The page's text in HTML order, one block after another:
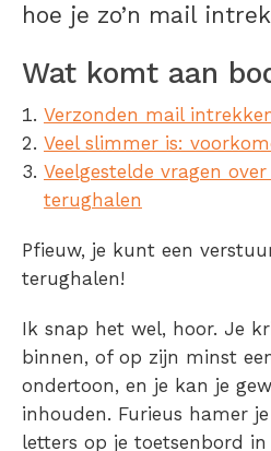
hoe je zo’n mail
Wat komt aan
Verzonden mail
Veel slimmer is:
Veelgestelde vragen
terughalen
Pfieuw, je kunt een
terughalen!
Ik snap het wel, hoor. Je
binnen, of op zijn minst
ondertoon, en je kan je
inhouden. Furieus hamer
letters op je toetsenbord in